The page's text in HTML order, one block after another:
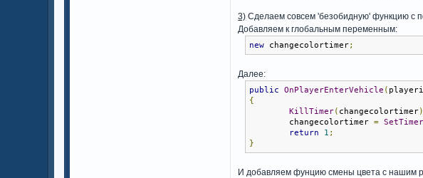
public OnPlayerSpawn(playerid)
{
new rand_spawn
SetPlayerFacingAngle(
return
1;
}
3) Сделаем совсем 'безобидную' функцию с
Добавляем к глобальным переменным:
new changecolortimer;
Далее:
public OnPlayerEnterVehicle (
{
KillTimer( changecolortimer
changecolortimer =
return
1 ;
}
И добавляем фунцию смены цвета с нашим